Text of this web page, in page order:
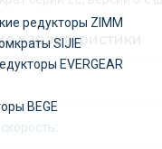
редукторы ZIMM
SIJIE
EVERGEAR
BEGE
характеристики